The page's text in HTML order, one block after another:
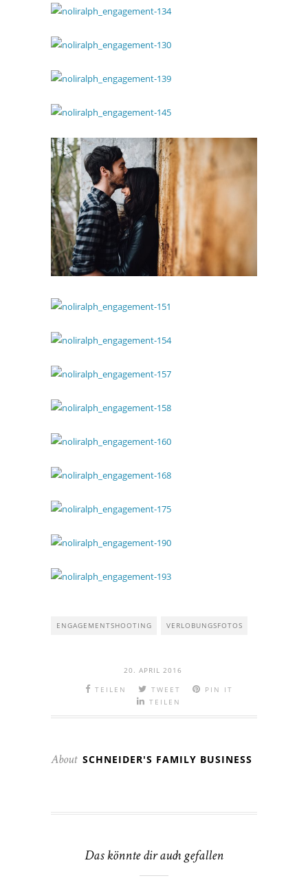
ENGAGEMENTSHOOTING VERLOBUNGSFOTOS
20. APRIL 2016
TEILEN
TWEET
PIN IT
TEILEN
About SCHNEIDER'S FAMILY BUSINESS
Das könnte dir auch gefallen